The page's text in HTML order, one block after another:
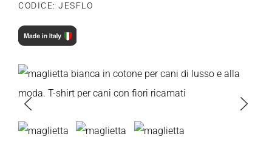
CODICE: JESFLO